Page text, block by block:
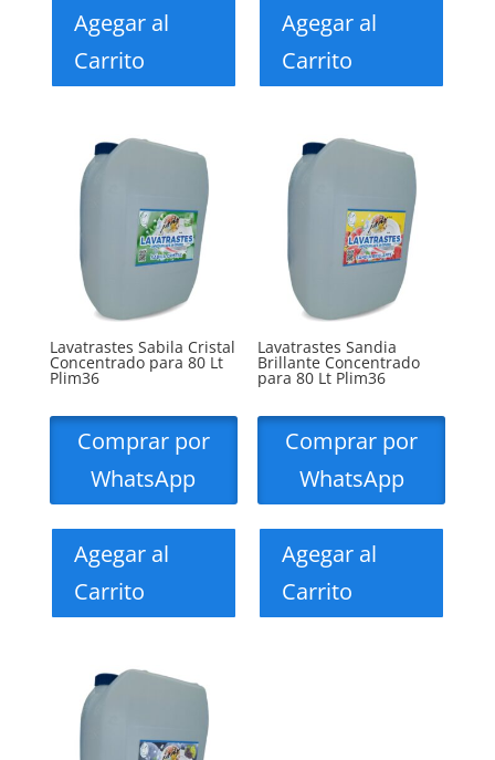
Agegar al
Carrito
Agegar al
Carrito
Lavatrastes Sabila Cristal
Concentrado para 80 Lt
Plim36
Comprar por
WhatsApp
Agegar al
Carrito
Lavatrastes Sandia
Brillante Concentrado
para 80 Lt Plim36
Comprar por
WhatsApp
Agegar al
Carrito